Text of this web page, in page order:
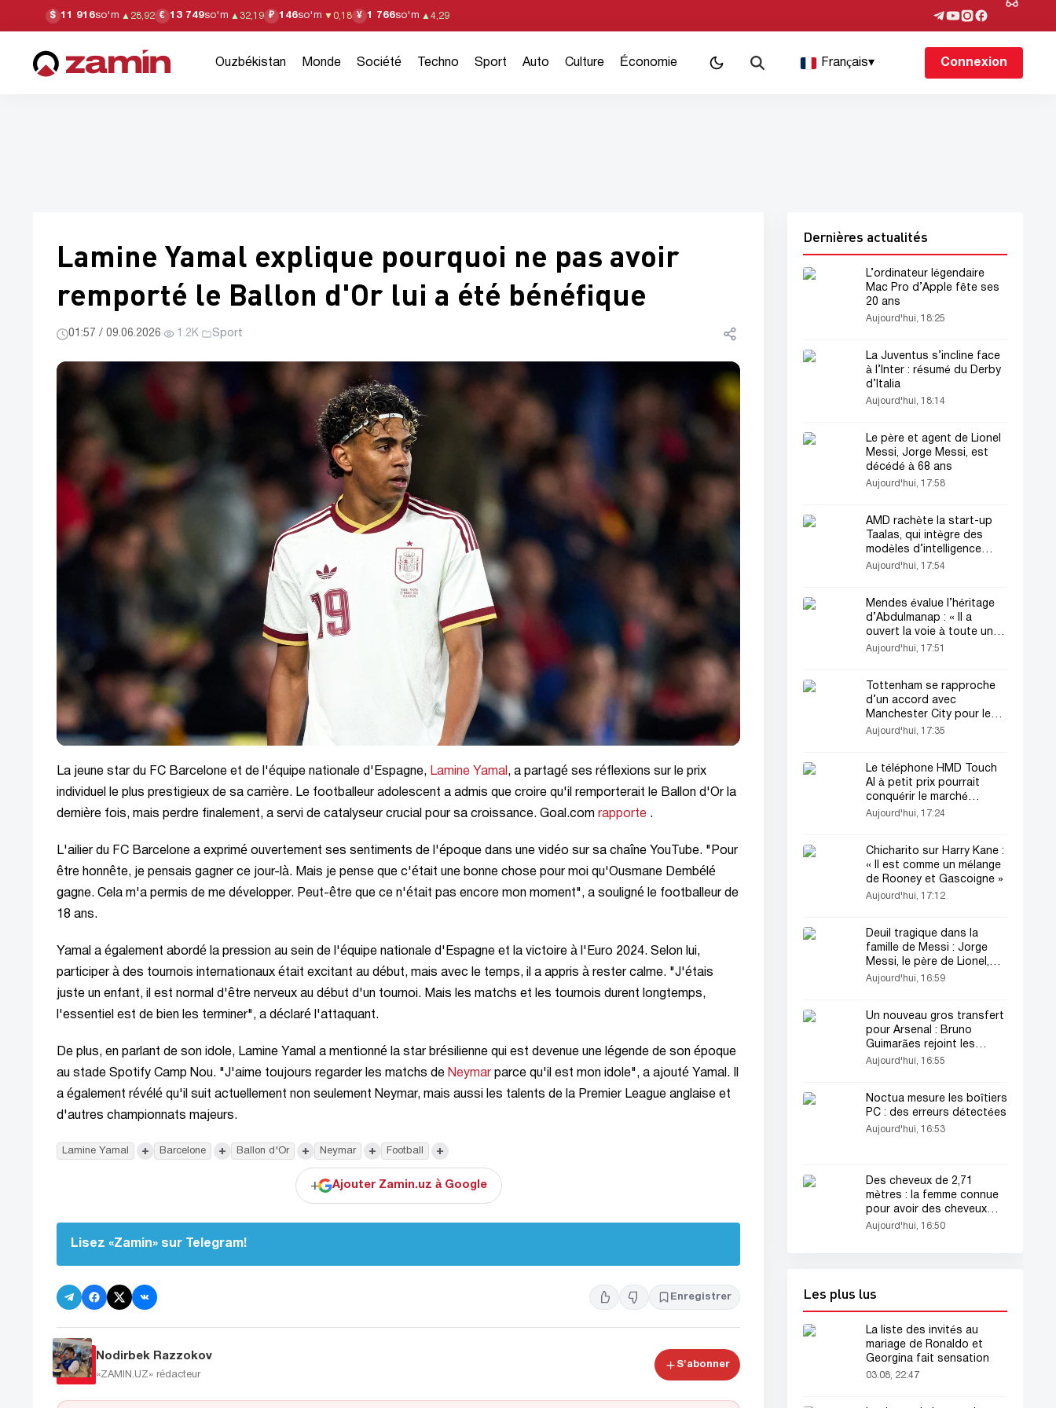
$ 11 916so'm ▲ 28,92 € 13 749so'm ▲ 32,19 ₽ 146so'm ▼ 0,18 ¥ 1 766so'm ▲ 4,29
Ouzbékistan Monde Société Techno Sport Auto Culture Économie Français▾ Connexion
Lamine Yamal explique pourquoi ne pas avoir
remporté le Ballon d'Or lui a été bénéfique
01:57 / 09.06.2026· 1.2K· Sport
La jeune star du FC Barcelone et de l'équipe nationale d'Espagne, Lamine Yamal , a partagé ses réflexions sur le prix
individuel le plus prestigieux de sa carrière. Le footballeur adolescent a admis que croire qu'il remporterait le Ballon d'Or la
dernière fois, mais perdre finalement, a servi de catalyseur crucial pour sa croissance. Goal.com rapporte .
L'ailier du FC Barcelone a exprimé ouvertement ses sentiments de l'époque dans une vidéo sur sa chaîne YouTube. "Pour
être honnête, je pensais gagner ce jour-là. Mais je pense que c'était une bonne chose pour moi qu'Ousmane Dembélé
gagne. Cela m'a permis de me développer. Peut-être que ce n'était pas encore mon moment", a souligné le footballeur de
18 ans.
Yamal a également abordé la pression au sein de l'équipe nationale d'Espagne et la victoire à l'Euro 2024. Selon lui,
participer à des tournois internationaux était excitant au début, mais avec le temps, il a appris à rester calme. "J'étais
juste un enfant, il est normal d'être nerveux au début d'un tournoi. Mais les matchs et les tournois durent longtemps,
l'essentiel est de bien les terminer", a déclaré l'attaquant.
De plus, en parlant de son idole, Lamine Yamal a mentionné la star brésilienne qui est devenue une légende de son époque
au stade Spotify Camp Nou. "J'aime toujours regarder les matchs de Neymar parce qu'il est mon idole", a ajouté Yamal. Il
a également révélé qu'il suit actuellement non seulement Neymar, mais aussi les talents de la Premier League anglaise et
d'autres championnats majeurs.
Lamine Yamal + Barcelone + Ballon d'Or + Neymar + Football +
+ Ajouter Zamin.uz à Google
Lisez «Zamin» sur Telegram!
Enregistrer
Nodirbek Razzokov
«ZAMIN.UZ» rédacteur
S'abonner
Dernières actualités
L’ordinateur légendaire
Mac Pro d’Apple fête ses
20 ans
Aujourd'hui, 18:25
La Juventus s’incline face
à l’Inter : résumé du Derby
d’Italia
Aujourd'hui, 18:14
Le père et agent de Lionel
Messi, Jorge Messi, est
décédé à 68 ans
Aujourd'hui, 17:58
AMD rachète la start-up
Taalas, qui intègre des
modèles d’intelligence
artificielle
Aujourd'hui, 17:54
Mendes évalue l’héritage
d’Abdulmanap : « Il a
ouvert la voie à toute une
génération »
Aujourd'hui, 17:51
Tottenham se rapproche
d’un accord avec
Manchester City pour le
transfert de Savinho
Aujourd'hui, 17:35
Le téléphone HMD Touch
AI à petit prix pourrait
conquérir le marché
mondial
Aujourd'hui, 17:24
Chicharito sur Harry Kane :
« Il est comme un mélange
de Rooney et Gascoigne »
Aujourd'hui, 17:12
Deuil tragique dans la
famille de Messi : Jorge
Messi, le père de Lionel,
est décédé
Aujourd'hui, 16:59
Un nouveau gros transfert
pour Arsenal : Bruno
Guimarães rejoint les
Gunners !
Aujourd'hui, 16:55
Noctua mesure les boîtiers
PC : des erreurs détectées
Aujourd'hui, 16:53
Des cheveux de 2,71
mètres : la femme connue
pour avoir des cheveux
plus longs que sa taille
Aujourd'hui, 16:50
Les plus lus
La liste des invités au
mariage de Ronaldo et
Georgina fait sensation
03.08, 22:47